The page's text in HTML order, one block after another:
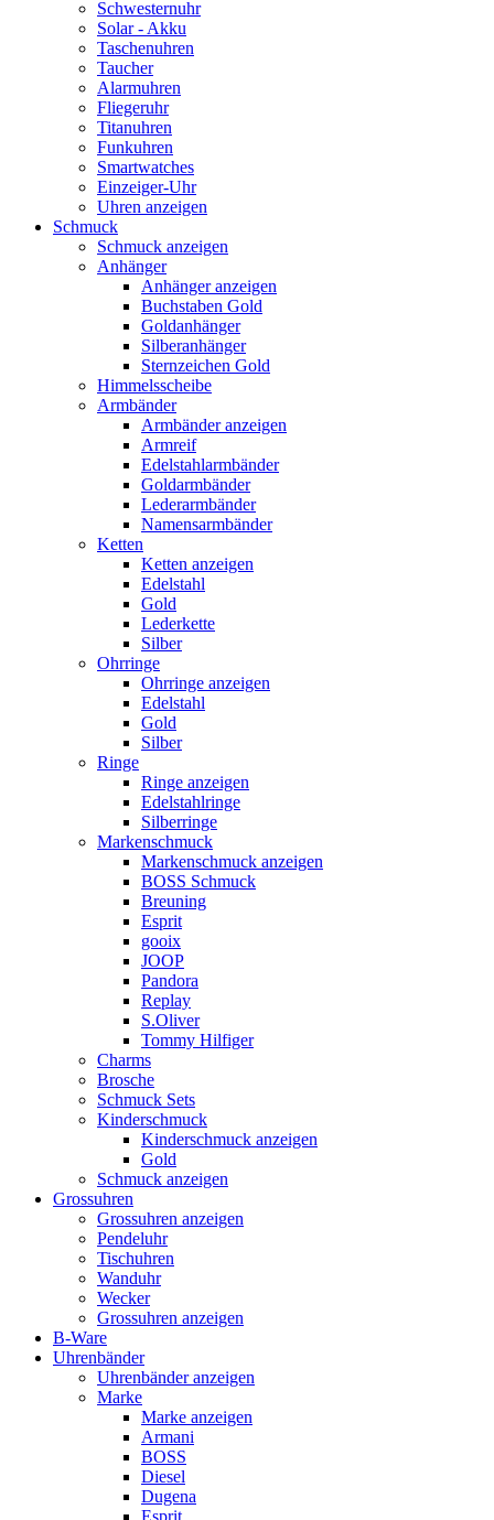
Schwesternuhr
Solar - Akku
Taschenuhren
Taucher
Alarmuhren
Fliegeruhr
Titanuhren
Funkuhren
Smartwatches
Einzeiger-Uhr
Uhren anzeigen
Schmuck
Schmuck anzeigen
Anhänger
Anhänger anzeigen
Buchstaben Gold
Goldanhänger
Silberanhänger
Sternzeichen Gold
Himmelsscheibe
Armbänder
Armbänder anzeigen
Armreif
Edelstahlarmbänder
Goldarmbänder
Lederarmbänder
Namensarmbänder
Ketten
Ketten anzeigen
Edelstahl
Gold
Lederkette
Silber
Ohrringe
Ohrringe anzeigen
Edelstahl
Gold
Silber
Ringe
Ringe anzeigen
Edelstahlringe
Silberringe
Markenschmuck
Markenschmuck anzeigen
BOSS Schmuck
Breuning
Esprit
gooix
JOOP
Pandora
Replay
S.Oliver
Tommy Hilfiger
Charms
Brosche
Schmuck Sets
Kinderschmuck
Kinderschmuck anzeigen
Gold
Schmuck anzeigen
Grossuhren
Grossuhren anzeigen
Pendeluhr
Tischuhren
Wanduhr
Wecker
Grossuhren anzeigen
B-Ware
Uhrenbänder
Uhrenbänder anzeigen
Marke
Marke anzeigen
Armani
BOSS
Diesel
Dugena
Esprit